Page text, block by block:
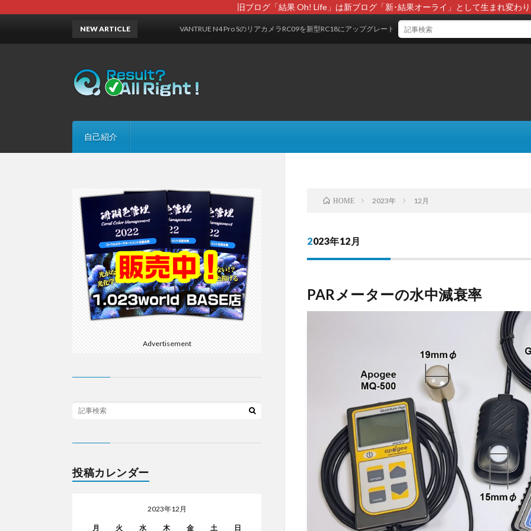
旧ブログ「結果 Oh! Life」は新ブログ「新･結果オーライ」として生まれ変わ
自己紹介
NEW ARTICLE VANTRUE N4 Pro SのリアカメラRC09を新型RC18にアップグレードした結果報告
HOME 2023年 12月
2023年12月
PARメーターの水中減衰率
Advertisement
投稿カレンダー
2023年12月
月 火 水 木 金 土 日